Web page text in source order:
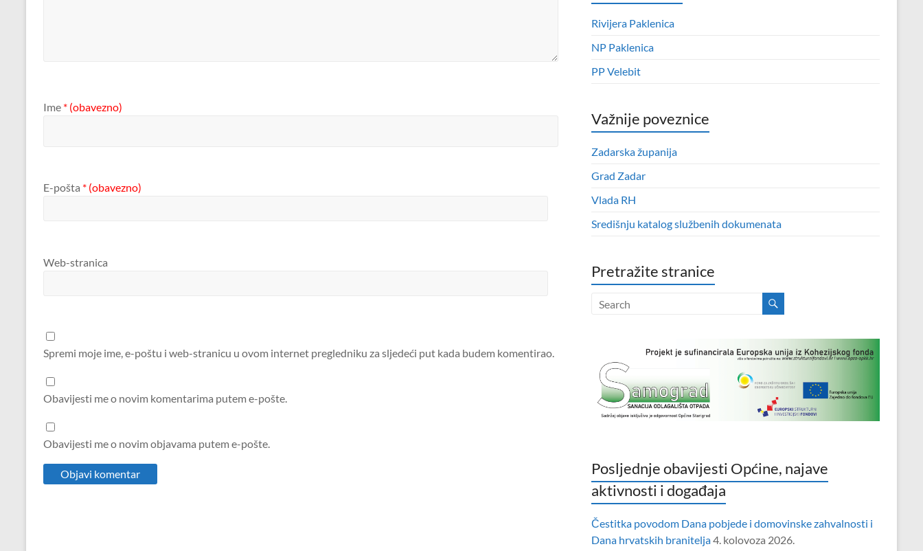
Ime * (obavezno)
E-pošta * (obavezno)
Web-stranica
Spremi moje ime, e-poštu i web-stranicu u ovom internet pregledniku za sljedeći put kada budem komentirao.
Obavijesti me o novim komentarima putem e-pošte.
Obavijesti me o novim objavama putem e-pošte.
Rivijera Paklenica
NP Paklenica
PP Velebit
Važnije poveznice
Zadarska županija
Grad Zadar
Vlada RH
Središnju katalog službenih dokumenata
Pretražite stranice
Posljednje obavijesti Općine, najave
aktivnosti i događaja
Čestitka povodom Dana pobjede i domovinske zahvalnosti i
Dana hrvatskih branitelja4. kolovoza 2026.